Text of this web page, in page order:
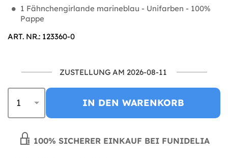
1 Fähnchengirlande marineblau - Unifarben - 100%
Pappe
ART. NR.: 123360-0
ZUSTELLUNG AM 2026-08-11
IN DEN WARENKORB
100% SICHERER EINKAUF BEI FUNIDELIA